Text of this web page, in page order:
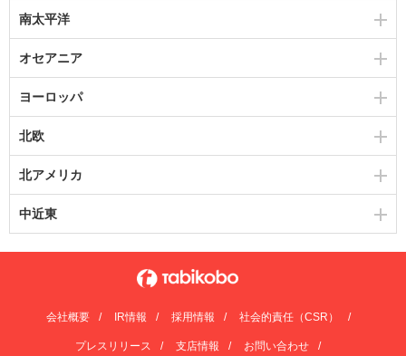
南太平洋
オセアニア
ヨーロッパ
北欧
北アメリカ
中近東
会社概要 IR情報 採用情報 社会的責任（CSR）
プレスリリース 支店情報 お問い合わせ